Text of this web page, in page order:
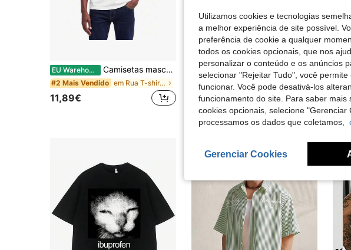
EU Warehouse Camisetas masculinas
#2 Mais Vendido em Rua T-shirts masculinas
11,89€
Manfinity EMRG Regata branca sem mangas para homem, estampado de escultura de anjo gótico + padrão de letras "ANGEL" vermelhas com decoração de rebites, t-shirt casual sem mangas estilo streetwear, adequada para primavera/verão, festivais de música, festas, passeios e uso diário
10,99€
#6
Utilizamos cookies e tecnologias
a melhor experiência de site possível.
preferência de cookie a qualquer
todos os cookies opcionais, que nos
personalizar o conteúdo e os anúncios
selecionar "Rejeitar Tudo", você
funcionar. Você pode desativá-los
funcionamento do site. Para saber
cookies opcionais, selecione
processamos os dados que coletamos,
Gerenciar Cookies